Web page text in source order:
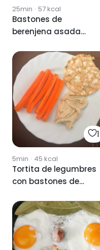
25min · 57kcal
Bastones de
berenjena asada
1
5min · 45 kcal
Tortita de legumbres
con bastones de